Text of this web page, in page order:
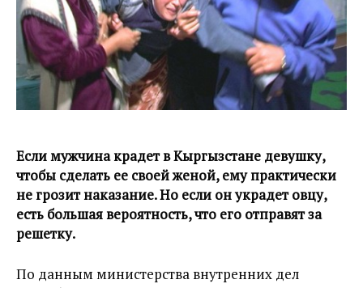
Если мужчина крадет в Кыргызстане девушку,
чтобы сделать ее своей женой, ему практически
не грозит наказание. Но если он украдет овцу,
есть большая вероятность, что его отправят за
решетку.
По данным министерства внутренних дел